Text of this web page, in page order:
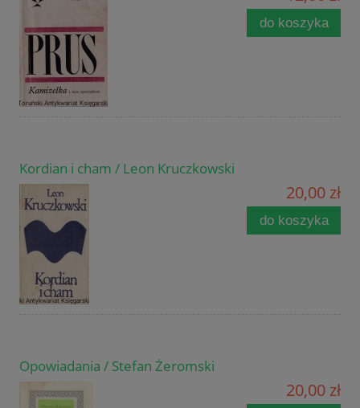
do koszyka
Kordian i cham / Leon Kruczkowski
20,00 zł
do koszyka
Opowiadania / Stefan Żeromski
20,00 zł